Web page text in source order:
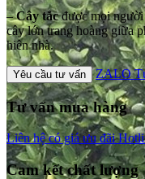
–Cây tắcđược mọi người
cây lớn trang hoàng giữa
hiên nhà.
Yêu cầu tư vấn ZALO
Tư vấn mua hàng
Liên hệ có giá ưu đãi
Cam kết chất lượng